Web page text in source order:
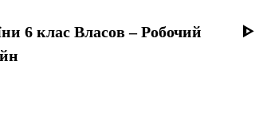
6 клас Власов – Робочий